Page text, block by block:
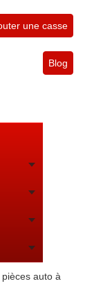
une casse
Blog
auto à